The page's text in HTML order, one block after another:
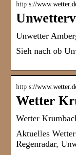
http s://
Unwetter
Sieh nach ob
http s://
Wetter
Wetter
Aktuelles
Regenradar,